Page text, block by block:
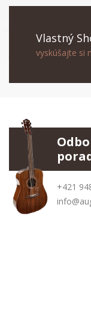
Vlastný
vyskúšajte si
+421